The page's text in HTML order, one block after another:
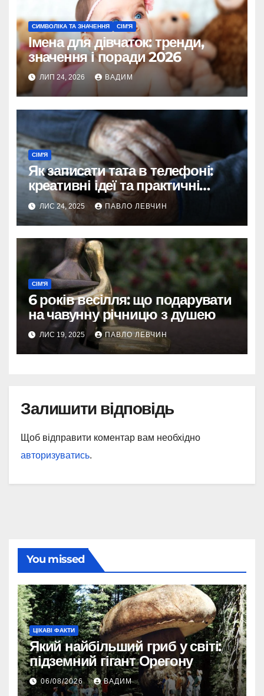
СИМВОЛІКА ТА ЗНАЧЕННЯ СІМ'Я
Імена для дівчаток: тренди,
значення і поради 2026
ЛИП 24, 2026 ВАДИМ
СІМ'Я
Як записати тата в телефоні:
креативні ідеї та практичні
поради для українців
ЛИС 24, 2025 ПАВЛО ЛЕВЧИН
СІМ'Я
6 років весілля: що подарувати
на чавунну річницю з душею
ЛИС 19, 2025 ПАВЛО ЛЕВЧИН
Залишити відповідь
Щоб відправити коментар вам необхідно
авторизуватись.
You missed
ЦІКАВІ ФАКТИ
Який найбільший гриб у світі:
підземний гігант Орегону
06/08/2026 ВАДИМ